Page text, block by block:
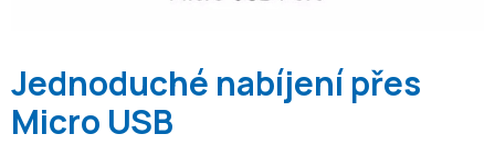
Jednoduché nabíjení přes
Micro USB